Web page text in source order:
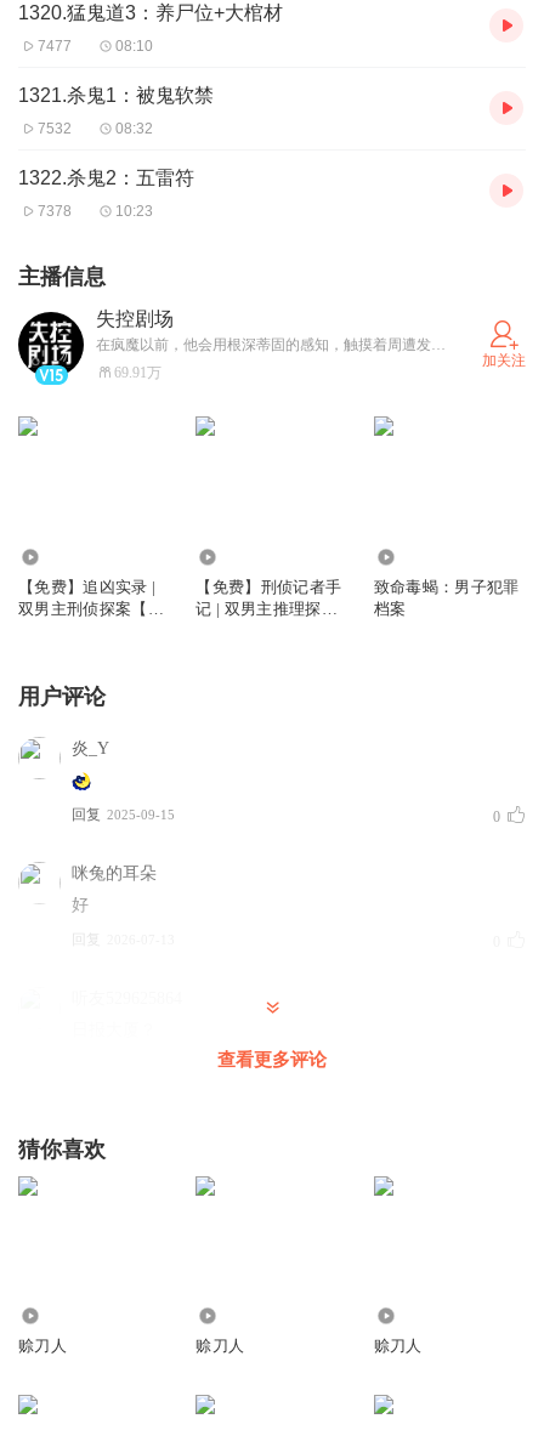
1320.猛鬼道3：养尸位+大棺材
7477 08:10
1321.杀鬼1：被鬼软禁
7532 08:32
1322.杀鬼2：五雷符
7378 10:23
主播信息
失控剧场
在疯魔以前，他会用根深蒂固的感知，触摸着周遭发生的，未发生的事件，然后终有一日，发现自己做的原本合乎情理的事，都是错的。
69.91万
加关注
【免费】追凶实录 |
双男主刑侦探案【多
【免费】刑侦记者手
记 | 双男主推理探案|
致命毒蝎：男子犯罪
档案
用户评论
炎_Y
回复 2025-09-15 0
咪兔的耳朵
好
回复
查看更多评论
猜你喜欢
赊刀人 赊刀人 赊刀人